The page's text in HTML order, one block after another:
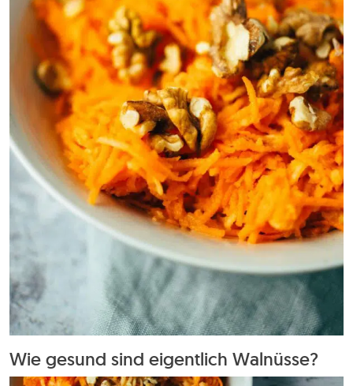
Wie gesund sind eigentlich Walnüsse?